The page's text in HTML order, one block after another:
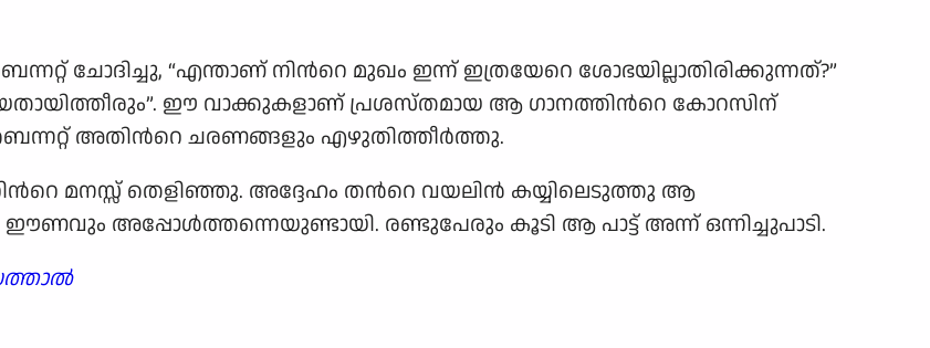
ചോദിച്ചു, “എന്താണ് നിന്‍റെ മുഖം ഇന്ന് ഇത്രയേറെ ശോഭയില്ലാതിരിക്കുന്നത്?”
ഈ വാക്കുകളാണ് പ്രശസ്തമായ ആ ഗാനത്തിന്‍റെ കോറസിന്
അതിന്‍റെ ചരണങ്ങളും എഴുതിത്തീര്‍ത്തു.
മനസ്സ് തെളിഞ്ഞു. അദ്ദേഹം തന്‍റെ വയലിന്‍ കയ്യിലെടുത്തു ആ
ഈണവും അപ്പോള്‍ത്തന്നെയുണ്ടായി. രണ്ടുപേരും കൂടി ആ പാട്ട് അന്ന് ഒന്നിച്ചുപാടി.